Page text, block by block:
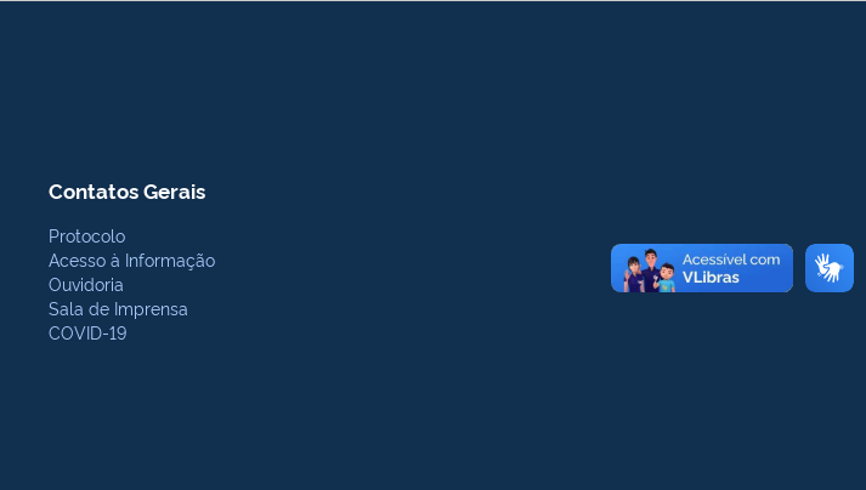
Contatos Gerais
Protocolo
Acesso à Informação
Ouvidoria
Sala de Imprensa
COVID-19